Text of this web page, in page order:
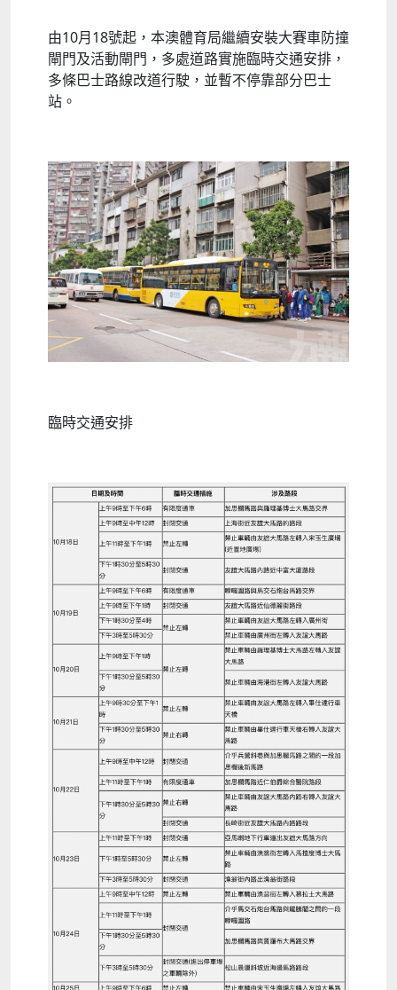
由10月18號起，本澳體育局繼續安裝大賽車防撞
閘門及活動閘門，多處道路實施臨時交通安排，
多條巴士路線改道行駛，並暫不停靠部分巴士
站。
臨時交通安排